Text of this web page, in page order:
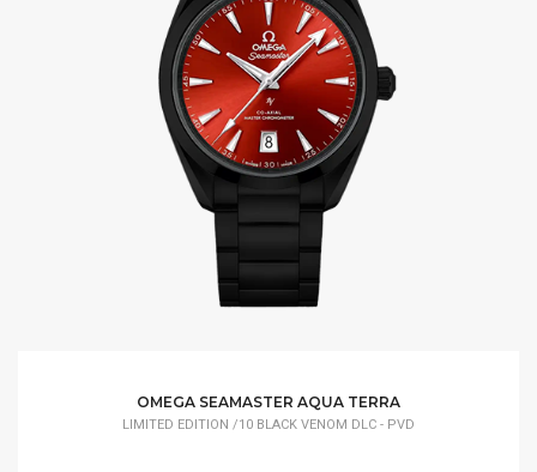
OMEGA SEAMASTER AQUA TERRA
LIMITED EDITION /10 BLACK VENOM DLC - PVD